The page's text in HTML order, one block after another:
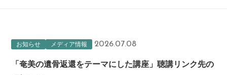
お知らせ メディア情報 2026.07.08
「奄美の遺骨返還をテーマにした講座」聴講リンク先の